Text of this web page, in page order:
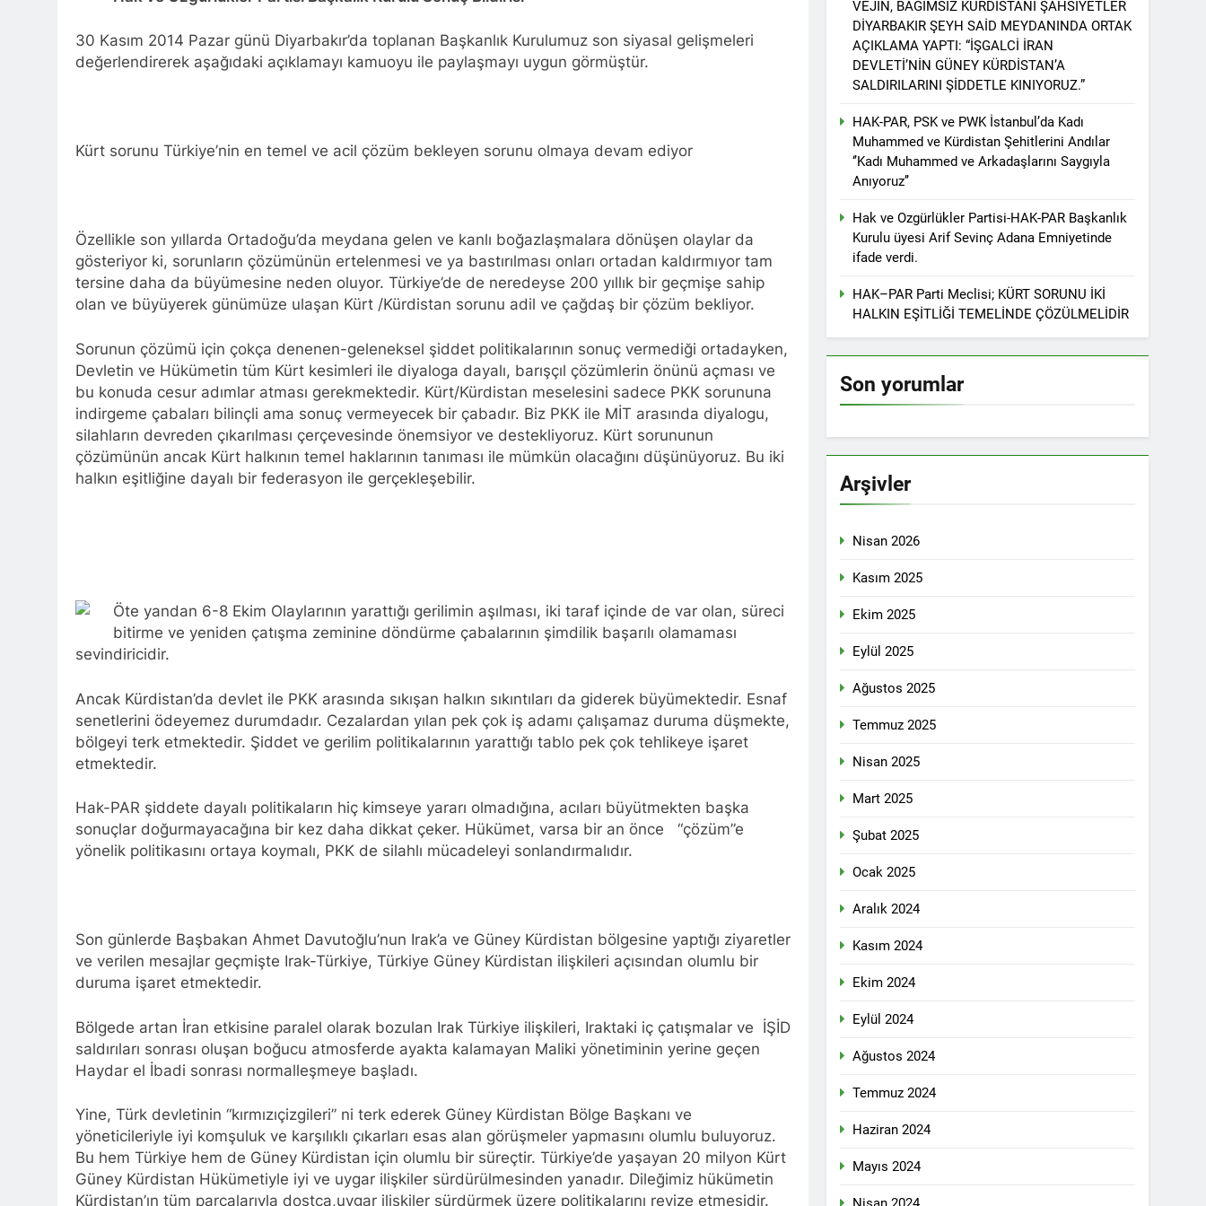
Barış ancak Kürt halkının meşru haklarının tanınması ile gerçekleşebilir. 1 EYLÜL DÜNYA BARIŞ GÜNÜ KUTLU OLSUN
11 Ay Ago
Hak ve Özgürlükler Partisi-HAK-PAR Urfa ili SİVEREK ilçe kongresi yapıldı.
HAK-PAR Heyeti Hewler’de ENKS ile görüştü
12 Ay Ago
HAK-PAR Başkanlık Kurulu; ‘KÜRT HALKI HAK VE ÖZGÜRLÜK MÜCADELESİNDEN ASLA VAZ GEÇMEYECEKTİR.’
12 Ay Ago
Lozan Antlaşması üzerinden 102 yıl geçse de; Kürt milleti özgürlükten asla vaz geçmedi
MECLÎSA PARTİYA HAK-PARê: Têkçûna heyî têkçûna rê û polîtîkayên xelet in. Divê Kurd li dora polîtîkayên neteweyî
yên rast bibin yek.
1 Yıl Ago
YENİLEN YANLIŞ YOL VE YÖNTEMLERDİR. KÜRTLER DOĞRU, ULUSAL POLİTİKALAR ETRAFINDA KENETLENMELİ
1 Yıl Ago
HAK-PAR Genel Başkanı Düzgün Kaplan’ın Kurdistan partileri Hak ve Özgürlükler Partisi (HAK-PAR), Kürdistan Demokrat
Partisi – Türkiye (KDP-T), Kürdistan Sosyalist Partisi (PSK) ve Kürdistan Yurtseverler Partisi (PWK)’nin ortaklaşa Van da
düzenledikleri çalıştayda yaptığı konuşma:
1 Yıl Ago
HAK-PAR KADIN HEYETİ ALAKAD’I ZİYARET ETTİ.
1 Yıl Ago
HAK-PAR kadın komisyonu üyesi Berin Eren Kurdistan24 te Cemal Batun’un konuğu oldu.
HAK-PAR PM üyesi Siracettin Sarı; Almanya-Bottrop’da “Ortadoğu, Kürtler ve Yeni Dönem Stratejileri” üzerine bir
konferans verdi.
1 Yıl Ago
HAK-PAR pm üyesi Seracettin Sarı, 06.04.2025 tarihin de Almanya’nın Bottrop kendinden sonra, Hamburg kentinde de
HAK-PAR Genel başkanı Meclise davet edildi.
1 Yıl Ago
HAK-PAR Mardin ili Kızıltepe ilçe kongresi yapıldı.
1 Yıl Ago
*Halkımızı kendi ulusal talepleri etrafında birleşmeye çağırıyoruz.* HAK-PAR Parti Meclisi 12 Nisan 2025 tarihinde Ankara
genel merkezde toplanarak gündemindeki konuları görüştü ve aşağıdaki açıklamayı kamuoyu ile paylaşmayı kararlaştırdı.
1 Yıl Ago
1 Yıl Ago
BAŞTA KÜRT HALKI OLMAK ÜZERE HERKESİN, MEŞRU HAKLARININ TESLİM EDİLDİĞİ ADİL BİR DÜZEN UMUDUMUZU
CANLI TUTARAK; RAMAZAN BAYRAMINIZI KUTLUYORUZ!
HAK-PAR, PDK-BAKUR, PSK, PWK, Diyarbakır e Mardin’de Halepçe Soykırımı’nı Andılar: Halepçe Soykırımının Yaraları,
Ulusal Birlik ve Kürdistan’ın Özgürlüğüyle Sarılabilir
1 Yıl Ago
Ahmed el Şara ve Mazlum Abdi’nin imzaladığı anlaşma, Kürtlerin kolektif haklarını içermiyor.
HAK-PAR Adana İl Kadın Komisyonu 8 Mart Dünya Kadınlar gününü kutladı
1 Yıl Ago
HAK-PAR Fransa Konferansı Başarıyla Sonuçlandı Düzgün KAPLAN; ‘PKK’ nin feshi en başta Kürt halkının yararına
olacaktır.’
30 Kasım 2014 Pazar günü Diyarbakır’da toplanan Başkanlık Kurulumuz son siyasal gelişmeleri
değerlendirerek aşağıdaki açıklamayı kamuoyu ile paylaşmayı uygun görmüştür.
Kürt sorunu Türkiye’nin en temel ve acil çözüm bekleyen sorunu olmaya devam ediyor
Özellikle son yıllarda Ortadoğu’da meydana gelen ve kanlı boğazlaşmalara dönüşen olaylar da
gösteriyor ki, sorunların çözümünün ertelenmesi ve ya bastırılması onları ortadan kaldırmıyor tam
tersine daha da büyümesine neden oluyor. Türkiye’de de neredeyse 200 yıllık bir geçmişe sahip
olan ve büyüyerek günümüze ulaşan Kürt /Kürdistan sorunu adil ve çağdaş bir çözüm bekliyor.
Sorunun çözümü için çokça denenen-geleneksel şiddet politikalarının sonuç vermediği ortadayken,
Devletin ve Hükümetin tüm Kürt kesimleri ile diyaloga dayalı, barışçıl çözümlerin önünü açması ve
bu konuda cesur adımlar atması gerekmektedir. Kürt/Kürdistan meselesini sadece PKK sorununa
indirgeme çabaları bilinçli ama sonuç vermeyecek bir çabadır. Biz PKK ile MİT arasında diyalogu,
silahların devreden çıkarılması çerçevesinde önemsiyor ve destekliyoruz. Kürt sorununun
çözümünün ancak Kürt halkının temel haklarının tanıması ile mümkün olacağını düşünüyoruz. Bu iki
halkın eşitliğine dayalı bir federasyon ile gerçekleşebilir.
Öte yandan 6-8 Ekim Olaylarının yarattığı gerilimin aşılması, iki taraf içinde de var olan, süreci
bitirme ve yeniden çatışma zeminine döndürme çabalarının şimdilik başarılı olamaması
sevindiricidir.
Ancak Kürdistan’da devlet ile PKK arasında sıkışan halkın sıkıntıları da giderek büyümektedir. Esnaf
senetlerini ödeyemez durumdadır. Cezalardan yılan pek çok iş adamı çalışamaz duruma düşmekte,
bölgeyi terk etmektedir. Şiddet ve gerilim politikalarının yarattığı tablo pek çok tehlikeye işaret
etmektedir.
Hak-PAR şiddete dayalı politikaların hiç kimseye yararı olmadığına, acıları büyütmekten başka
sonuçlar doğurmayacağına bir kez daha dikkat çeker. Hükümet, varsa bir an önce “çözüm”e
yönelik politikasını ortaya koymalı, PKK de silahlı mücadeleyi sonlandırmalıdır.
Son günlerde Başbakan Ahmet Davutoğlu’nun Irak’a ve Güney Kürdistan bölgesine yaptığı ziyaretler
ve verilen mesajlar geçmişte Irak-Türkiye, Türkiye Güney Kürdistan ilişkileri açısından olumlu bir
duruma işaret etmektedir.
Bölgede artan İran etkisine paralel olarak bozulan Irak Türkiye ilişkileri, Iraktaki iç çatışmalar ve İŞİD
saldırıları sonrası oluşan boğucu atmosferde ayakta kalamayan Maliki yönetiminin yerine geçen
Haydar el İbadi sonrası normalleşmeye başladı.
Yine, Türk devletinin “kırmızıçizgileri” ni terk ederek Güney Kürdistan Bölge Başkanı ve
yöneticileriyle iyi komşuluk ve karşılıklı çıkarları esas alan görüşmeler yapmasını olumlu buluyoruz.
Bu hem Türkiye hem de Güney Kürdistan için olumlu bir süreçtir. Türkiye’de yaşayan 20 milyon Kürt
Güney Kürdistan Hükümetiyle iyi ve uygar ilişkiler sürdürülmesinden yanadır. Dileğimiz hükümetin
Kürdistan’ın tüm parçalarıyla dostça,uygar ilişkiler sürdürmek üzere politikalarını revize etmesidir.
VEJÎN, BAĞIMSIZ KÜRDİSTANİ ŞAHSİYETLER
DİYARBAKIR ŞEYH SAİD MEYDANINDA ORTAK
AÇIKLAMA YAPTI: “İŞGALCİ İRAN
DEVLETİ’NİN GÜNEY KÜRDİSTAN’A
SALDIRILARINI ŞİDDETLE KINIYORUZ.”
HAK-PAR, PSK ve PWK İstanbul’da Kadı
Muhammed ve Kürdistan Şehitlerini Andılar
‘’Kadı Muhammed ve Arkadaşlarını Saygıyla
Anıyoruz’’
Hak ve Ozgürlükler Partisi-HAK-PAR Başkanlık
Kurulu üyesi Arif Sevinç Adana Emniyetinde
ifade verdi.
HAK–PAR Parti Meclisi; KÜRT SORUNU İKİ
HALKIN EŞİTLİĞİ TEMELİNDE ÇÖZÜLMELİDİR
Son yorumlar
Arşivler
Nisan 2026
Kasım 2025
Ekim 2025
Eylül 2025
Ağustos 2025
Temmuz 2025
Nisan 2025
Mart 2025
Şubat 2025
Ocak 2025
Aralık 2024
Kasım 2024
Ekim 2024
Eylül 2024
Ağustos 2024
Temmuz 2024
Haziran 2024
Mayıs 2024